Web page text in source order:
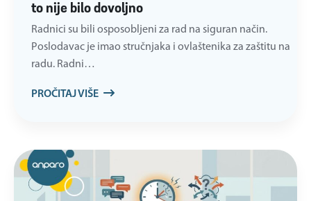
to nije bilo dovoljno
Radnici su bili osposobljeni za rad na siguran način.
Poslodavac je imao stručnjaka i ovlaštenika za zaštitu na
radu. Radni…
PROČITAJ VIŠE